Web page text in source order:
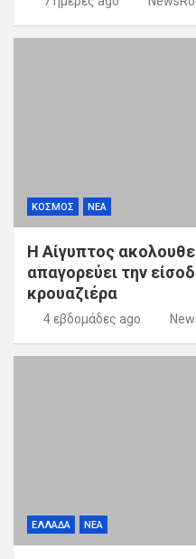
ΚΟΣΜΟΣ ΝΕΑ
Η Αίγυπτος
απαγορεύει την
κρουαζιέρα
4 εβδομάδες ago
ΕΛΛΑΔΑ ΝΕΑ